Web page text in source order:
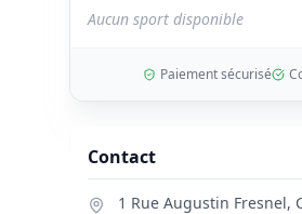
Aucun sport disponible
Paiement sécurisé
Contact
1 Rue Augustin Fresnel,